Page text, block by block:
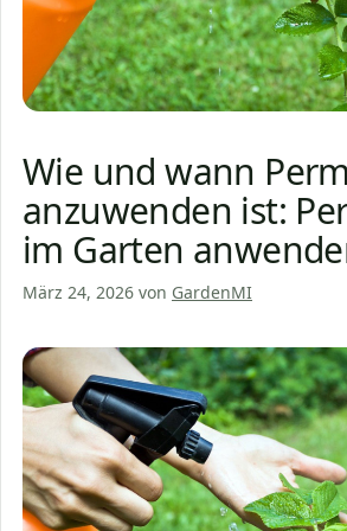
Wie und wann
anzuwenden ist:
im Garten
März 24, 2026 von GardenMI